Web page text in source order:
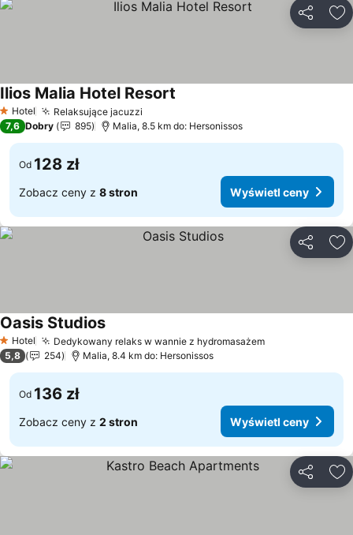
1 Kategoria
Hotel Relaksujące jacuzzi
Ilios Malia Hotel Resort
7,6 Dobry 895 Malia, 8.5 km do: Hersonissos
Od 128 zł
Zobacz ceny z 8 stron Wyświetl ceny
1 Kategoria
Hotel Dedykowany relaks w wannie z hydromasażemWyświetl ceny
Oasis StudiosWyświetl ceny
5,8 254 Malia, 8.4 km do: Hersonissos
Od 136 zł
Zobacz ceny z 2 stron Wyświetl ceny